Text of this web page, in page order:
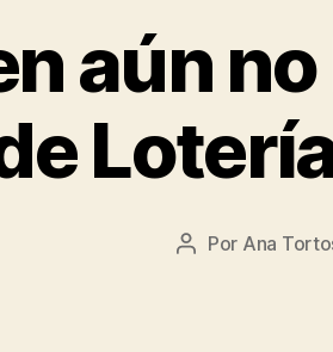
aún
Autor
Por Ana